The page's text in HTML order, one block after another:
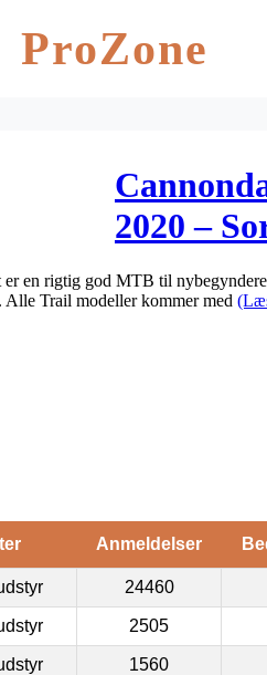
ProZone
2020 –
en rigtig god MTB til
Alle Trail modeller kommer med
Anmeldelser
24460
2505
1560